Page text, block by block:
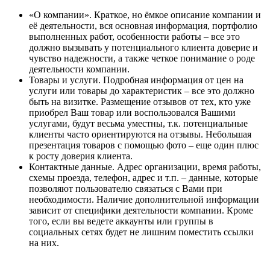
«О компании». Краткое, но ёмкое описание компании и
её деятельности, вся основная информация, портфолио
выполненных работ, особенности работы – все это
должно вызывать у потенциального клиента доверие и
чувство надежности, а также четкое понимание о роде
деятельности компании.
Товары и услуги. Подробная информация от цен на
услуги или товары до характеристик – все это должно
быть на визитке. Размещение отзывов от тех, кто уже
приобрел Ваш товар или воспользовался Вашими
услугами, будут весьма уместны, т.к. потенциальные
клиенты часто ориентируются на отзывы. Небольшая
презентация товаров с помощью фото – еще один плюс
к росту доверия клиента.
Контактные данные. Адрес организации, время работы,
схемы проезда, телефон, адрес и т.п. – данные, которые
позволяют пользователю связаться с Вами при
необходимости. Наличие дополнительной информации
зависит от специфики деятельности компании. Кроме
того, если вы ведете аккаунты или группы в
социальных сетях будет не лишним поместить ссылки
на них.